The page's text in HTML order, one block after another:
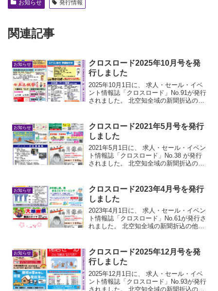
お知らせ 発行情報
関連記事
お知らせ
クロスロード2025年10月号を発
行しました
2025年10月1日に、 求人・セール・イベ
ント情報誌「クロスロード」No.91が発行
されました。 北空知全域の新聞折込の
非ご覧ください
お知らせ
クロスロード2021年5月号を発行
しました
2021年5月1日に、 求人・セール・イベン
ト情報誌「クロスロード」No.38 が発行
されました。 北空知全域の新聞折込の
非ご覧ください。
お知らせ
クロスロード2023年4月号を発行
しました
2023年4月1日に、 求人・セール・イベン
ト情報誌「クロスロード」No.61が発行さ
れました。 北空知全域の新聞折込の他、
覧ください
お知らせ
クロスロード2025年12月号を発
行しました
2025年12月1日に、 求人・セール・イベ
ント情報誌「クロスロード」No.93が発行
されました。 北空知全域の新聞折込の